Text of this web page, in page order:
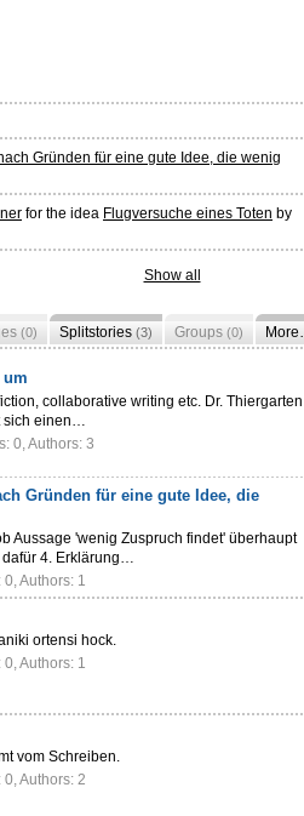
Gründen für eine gute Idee, die wenig
for the idea Flugversuche eines Toten by
Show all
(0) Splitstories (3) Groups (0)
um
collaborative writing etc. Dr. Thiergarten
sich einen…
0, Authors: 3
Gründen für eine gute Idee, die
Aussage 'wenig Zuspruch findet' überhaupt
dafür 4. Erklärung…
Authors: 1
ortensi hock.
Authors: 1
vom Schreiben.
Authors: 2